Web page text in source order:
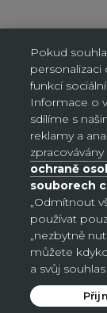
objednávku.
místa, neplatí na
„Přihlásit se“
Pokud
personalizaci
funkcí
Informace o
sdílíme s
reklamy a
ochraně
souborech
„Odmítnout
používat
„nezbytně
můžete
a svůj